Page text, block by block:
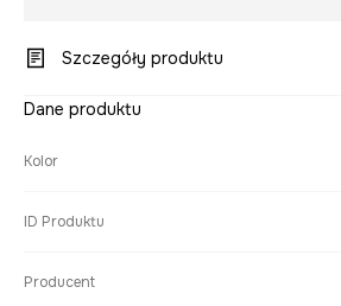
Szczegóły produktu
Dane produktu
Kolor
ID Produktu
Producent